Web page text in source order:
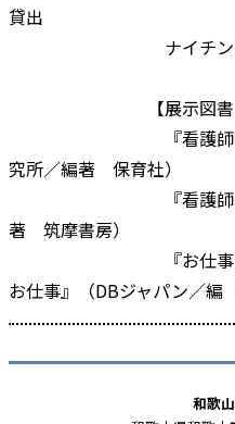
貸出
ナイチンゲール
【展示図書（
『看護師の一日
究所／編著 保育社）
『看護師という生
著 筑摩書房）
『お仕事さくい
お仕事』（DBジャパン／編
和歌